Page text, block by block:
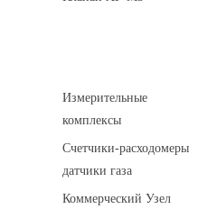
Измерительные
комплексы
Счетчики-расходомеры
датчики газа
Коммерческий Узел